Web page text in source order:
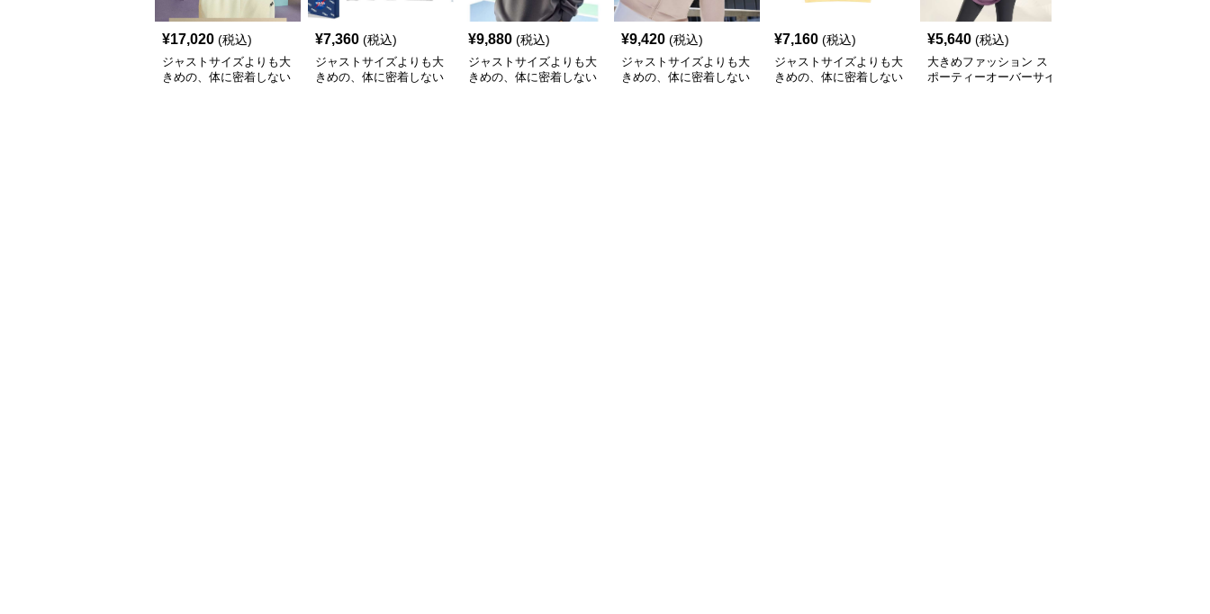
¥17,020 (税込)
ジャストサイズよりも大
きめの、体に密着しない
¥7,360 (税込)
ジャストサイズよりも大
きめの、体に密着しない
¥9,880 (税込)
ジャストサイズよりも大
きめの、体に密着しない
¥9,420 (税込)
ジャストサイズよりも大
きめの、体に密着しない
¥7,160 (税込)
ジャストサイズよりも大
きめの、体に密着しない
¥5,640 (税込)
大きめファッション ス
ポーティーオーバーサイ